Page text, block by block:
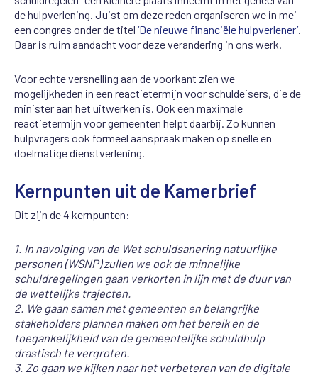
de hulpverlening. Juist om deze reden organiseren we in mei
een congres onder de titel ‘De nieuwe financiële hulpverlener’
Daar is ruim aandacht voor deze verandering in ons werk.
Voor echte versnelling aan de voorkant zien we
mogelijkheden in een reactietermijn voor schuldeisers, die de
minister aan het uitwerken is. Ook een maximale
reactietermijn voor gemeenten helpt daarbij. Zo kunnen
hulpvragers ook formeel aanspraak maken op snelle en
doelmatige dienstverlening.
Kernpunten uit de Kamerbrief
Dit zijn de 4 kernpunten:
1. In navolging van de Wet schuldsanering natuurlijke
personen (WSNP)zullen we ook de minnelijke
schuldregelingen gaan verkorten in lijn met de duur van
de wettelijke trajecten.
2. We gaan samen met gemeenten en belangrijke
stakeholders plannen maken om het bereik en de
toegankelijkheid van de gemeentelijke schuldhulp
drastisch te vergroten.
3. Zo gaan we kijken naar het verbeteren van de digitale